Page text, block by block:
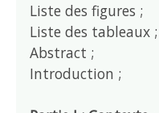
Liste des figures ;
Liste des tableaux ;
Abstract ;
Introduction ;